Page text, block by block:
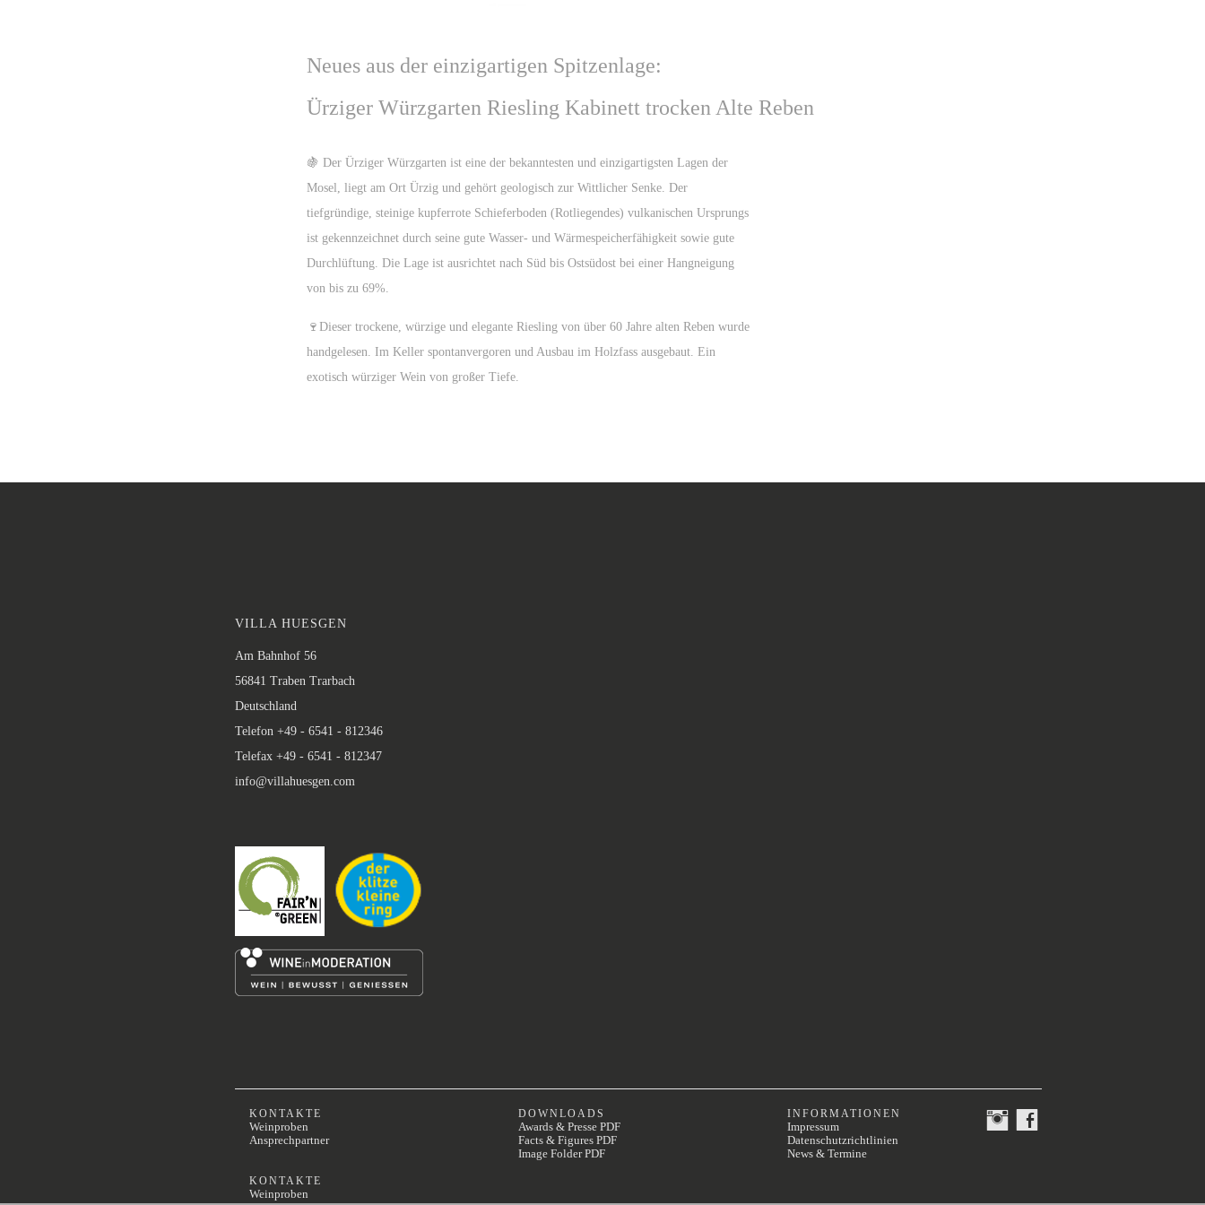
Neues aus der einzigartigen Spitzenlage:
Ürziger Würzgarten Riesling Kabinett trocken Alte Reben
🍇 Der Ürziger Würzgarten ist eine der bekanntesten und einzigartigsten Lagen der
Mosel, liegt am Ort Ürzig und gehört geologisch zur Wittlicher Senke. Der
tiefgründige, steinige kupferrote Schieferboden (Rotliegendes) vulkanischen Ursprungs
ist gekennzeichnet durch seine gute Wasser- und Wärmespeicherfähigkeit sowie gute
Durchlüftung. Die Lage ist ausrichtet nach Süd bis Ostsüdost bei einer Hangneigung
von bis zu 69%.
🍷Dieser trockene, würzige und elegante Riesling von über 60 Jahre alten Reben wurde
handgelesen. Im Keller spontanvergoren und Ausbau im Holzfass ausgebaut. Ein
exotisch würziger Wein von großer Tiefe.
VILLA HUESGEN
Am Bahnhof 56
56841 Traben Trarbach
Deutschland
Telefon +49 - 6541 - 812346
Telefax +49 - 6541 - 812347
info@villahuesgen.com
KONTAKTE
Weinproben
Ansprechpartner
KONTAKTE
Weinproben
DOWNLOADS
Awards & Presse PDF
Facts & Figures PDF
Image Folder PDF
INFORMATIONEN
Impressum
Datenschutzrichtlinien
News & Termine